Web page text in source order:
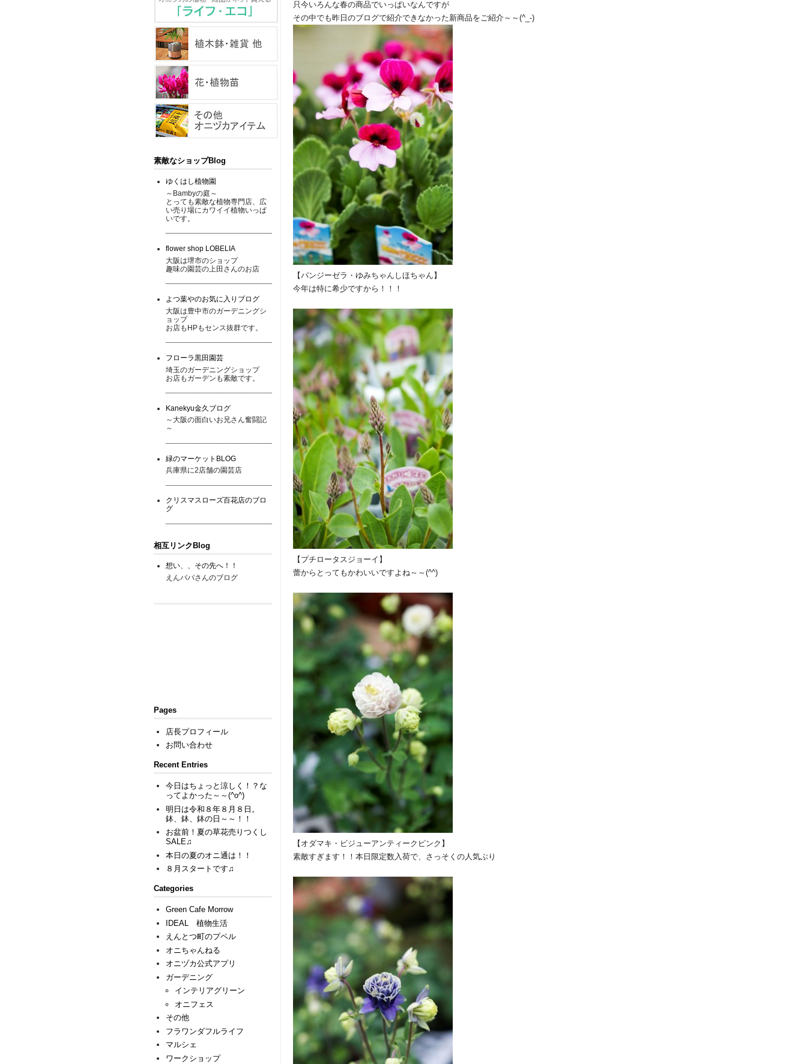
只今いろんな春の商品でいっぱいなんですが
その中でも昨日のブログで紹介できなかった新商品をご紹介～～(^_-)
【パンジーゼラ・ゆみちゃんしほちゃん】
今年は特に希少ですから！！！
【プチロータスジョーイ】
蕾からとってもかわいいですよね～～(^^)
【オダマキ・ビジューアンティークピンク】
素敵すぎます！！本日限定数入荷で、さっそくの人気ぶり
素敵なショップBlog
ゆくはし植物園
～Bambyの庭～
とっても素敵な植物専門店、広
い売り場にカワイイ植物いっぱ
いです。
flower shop LOBELIA
大阪は堺市のショップ
趣味の園芸の上田さんのお店
よつ葉やのお気に入りブログ
大阪は豊中市のガーデニングシ
ョップ
お店もHPもセンス抜群です。
フローラ黒田園芸
埼玉のガーデニングショップ
お店もガーデンも素敵です。
Kanekyu金久ブログ
～大阪の面白いお兄さん奮闘記
～
緑のマーケットBLOG
兵庫県に2店舗の園芸店
クリスマスローズ百花店のブロ
グ
相互リンクBlog
想い、、その先へ！！
えんパパさんのブログ
Pages
店長プロフィール
お問い合わせ
Recent Entries
今日はちょっと涼しく！？な
ってよかった～～(^o^)
明日は令和８年８月８日。
鉢、鉢、鉢の日～～！！
お盆前！夏の草花売りつくし
SALE♫
本日の夏のオニ通は！！
８月スタートです♫
Categories
Green Cafe Morrow
IDEAL 植物生活
えんとつ町のプペル
オニちゃんねる
オニヅカ公式アプリ
ガーデニング
インテリアグリーン
オニフェス
その他
フラワンダフルライフ
マルシェ
ワークショップ